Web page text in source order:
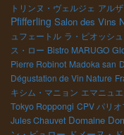
トリンヌ・ヴェルジェ アル
Pfifferling Salon des Vins
ュフェートル ラ・ピオッシュ
ス・ロー Bistro MARUGO
Pierre Robinot Madoka san
Dégustation de Vin Nature
キシム・マニョン エマニュ
Tokyo Roppongi CPV パリオ
Jules Chauvet Domaine